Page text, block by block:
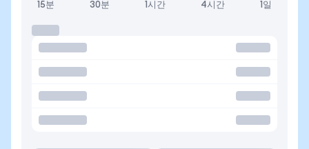
15분 30분 1시간 4시간 1일